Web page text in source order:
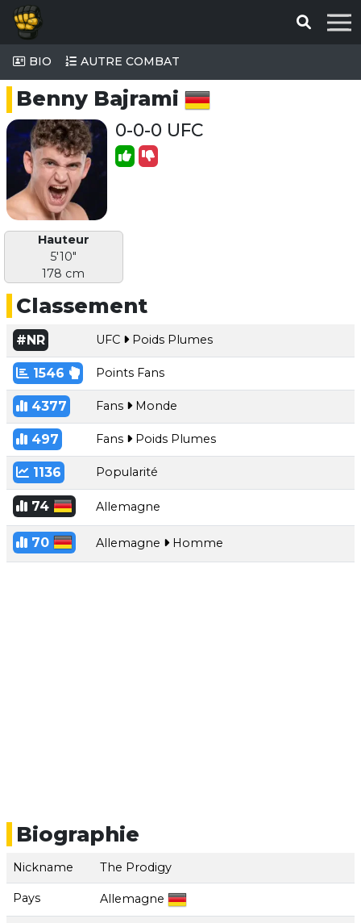
BIO AUTRE COMBAT
Benny Bajrami
0-0-0 UFC
Hauteur
5'10"
178 cm
Classement
#NR UFC Poids Plumes
1546 Points Fans
4377 Fans Monde
497 Fans Poids Plumes
1136 Popularité
74 Allemagne
70 Allemagne Homme
Biographie
Nickname The Prodigy
Pays Allemagne